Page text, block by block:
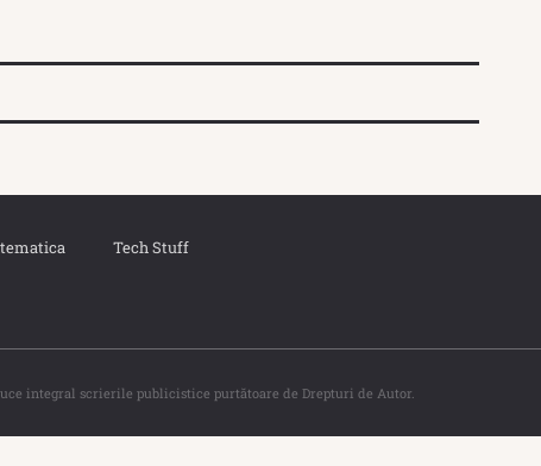
Tech Stuff
integral scrierile publicistice purtătoare de Drepturi de Autor.